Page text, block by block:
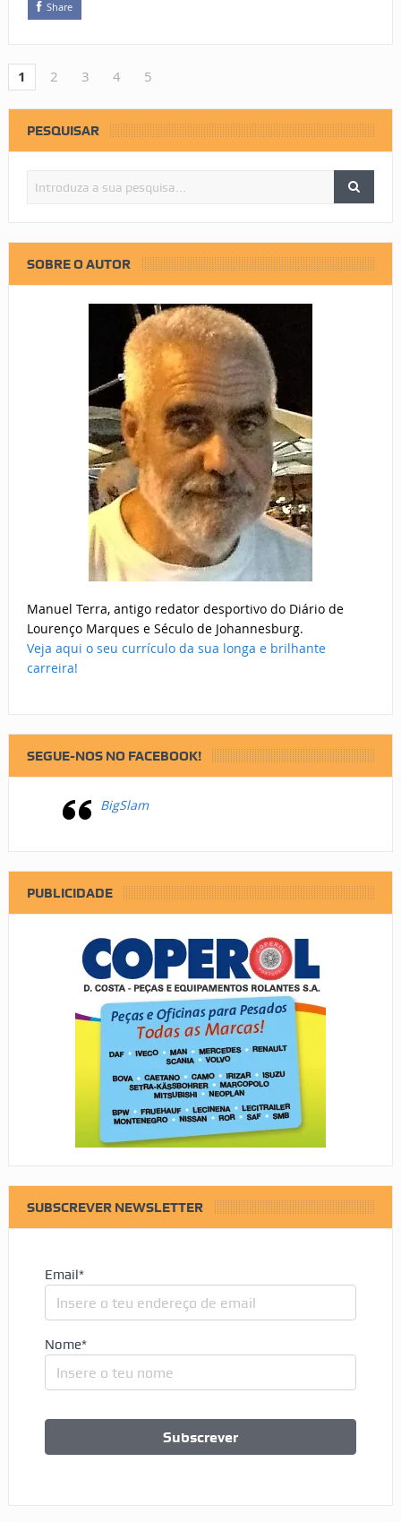
Share
1 2 3 4 5
PESQUISAR
SOBRE O AUTOR
Manuel Terra, antigo redator desportivo do Diário de
Lourenço Marques e Século de Johannesburg.
Veja aqui o seu currículo da sua longa e brilhante
carreira!
SEGUE-NOS NO FACEBOOK!
BigSlam
PUBLICIDADE
SUBSCREVER NEWSLETTER
Email*
Nome*